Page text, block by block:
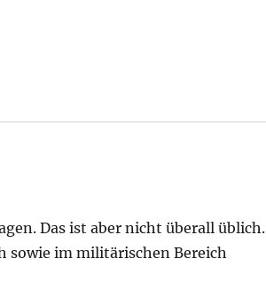
Das ist aber nicht überall üblich.
sowie im militärischen Bereich